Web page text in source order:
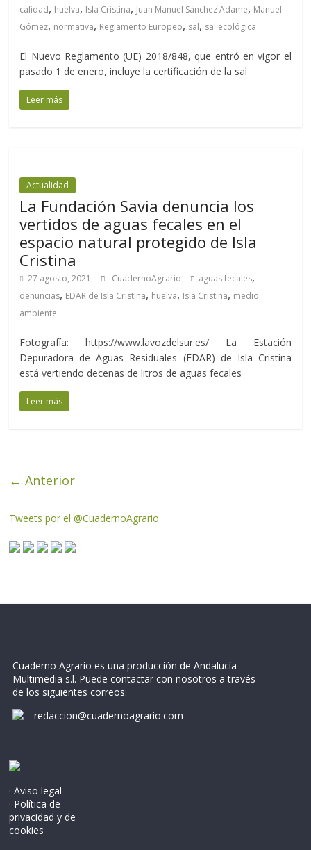
calidad, huelva, Isla Cristina, Juan Manuel Sánchez Adame, Manuel
Gómez, normativa, Reglamento Europeo, sal, sal ecológica
El Nuevo Reglamento (UE) 2018/848, que entró en vigor el
pasado 1 de enero, incluye la certificación de la sal
Leer más
Actualidad
La Fundación Savia denuncia los
vertidos de aguas fecales en el
espacio natural protegido de Isla
Cristina
27 agosto, 2021 CuadernoAgrario aguas fecales,
denuncias, EDAR de Isla Cristina, huelva, Isla Cristina, medio
ambiente
Fotografía: https://www.lavozdelsur.es/ La Estación
Depuradora de Aguas Residuales (EDAR) de Isla Cristina
está vertiendo decenas de litros de aguas fecales
Leer más
← Anterior
Tweets por el @CuadernoAgrario.
Cuaderno Agrario es una producción de Andalucía
Multimedia s.l. Puede contactar con nosotros a través
de los siguientes correos:
redaccion@cuadernoagrario.com
· Aviso legal
· Política de
privacidad y de
cookies